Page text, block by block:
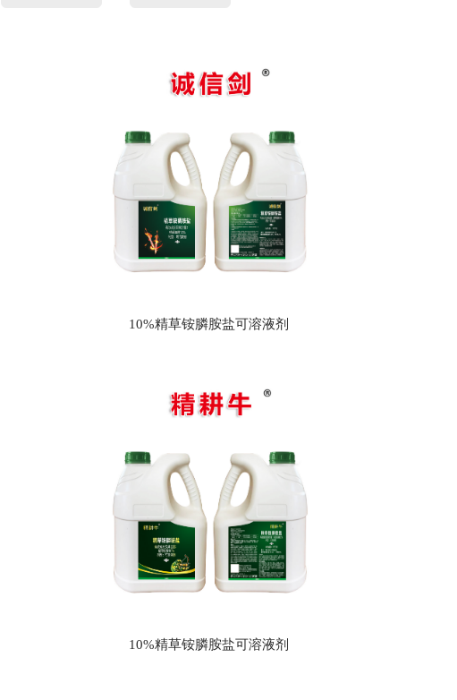
10%精草铵膦胺盐可溶液剂
10%精草铵膦胺盐可溶液剂